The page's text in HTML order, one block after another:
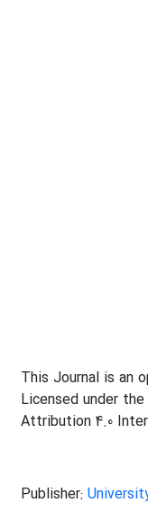
This Journal is an
Licensed under
Attribution 4.0
Publisher: